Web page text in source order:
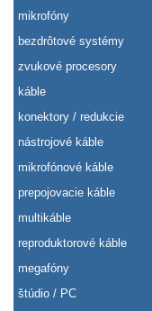
mikrofóny
bezdrôtové systémy
zvukové procesory
káble
konektory / redukcie
nástrojové káble
mikrofónové káble
prepojovacie káble
multikáble
reproduktorové káble
megafóny
štúdio / PC